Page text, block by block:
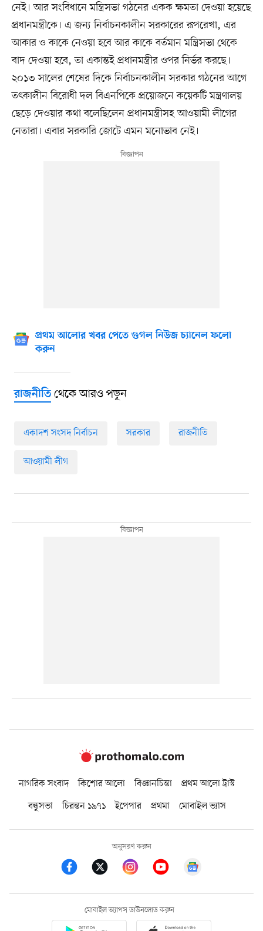
নেই। আর সংবিধানে মন্ত্রিসভা গঠনের একক ক্ষমতা দেওয়া হয়েছে
প্রধানমন্ত্রীকে। এ জন্য নির্বাচনকালীন সরকারের রূপরেখা, এর
আকার ও কাকে নেওয়া হবে আর কাকে বর্তমান মন্ত্রিসভা থেকে
বাদ দেওয়া হবে, তা একান্তই প্রধানমন্ত্রীর ওপর নির্ভর করছে।
২০১৩ সালের শেষের দিকে নির্বাচনকালীন সরকার গঠনের আগে
তৎকালীন বিরোধী দল বিএনপিকে প্রয়োজনে কয়েকটি মন্ত্রণালয়
ছেড়ে দেওয়ার কথা বলেছিলেন প্রধানমন্ত্রীসহ আওয়ামী লীগের
নেতারা। এবার সরকারি জোটে এমন মনোভাব নেই।
প্রথম আলোর খবর পেতে গুগল নিউজ চ্যানেল ফলো
করুন
রাজনীতিথেকে আরও পড়ুন
একাদশ সংসদ নির্বাচন সরকার রাজনীতি
আওয়ামী লীগ
নাগরিক সংবাদ কিশোর আলো বিজ্ঞানচিন্তা
প্রথম আলো ট্রাস্ট
বন্ধুসভা
চিরন্তন ১৯৭১ ইপেপার প্রথমা মোবাইল ভ্যাস
অনুসরণ করুন
মোবাইল অ্যাপস ডাউনলোড করুন